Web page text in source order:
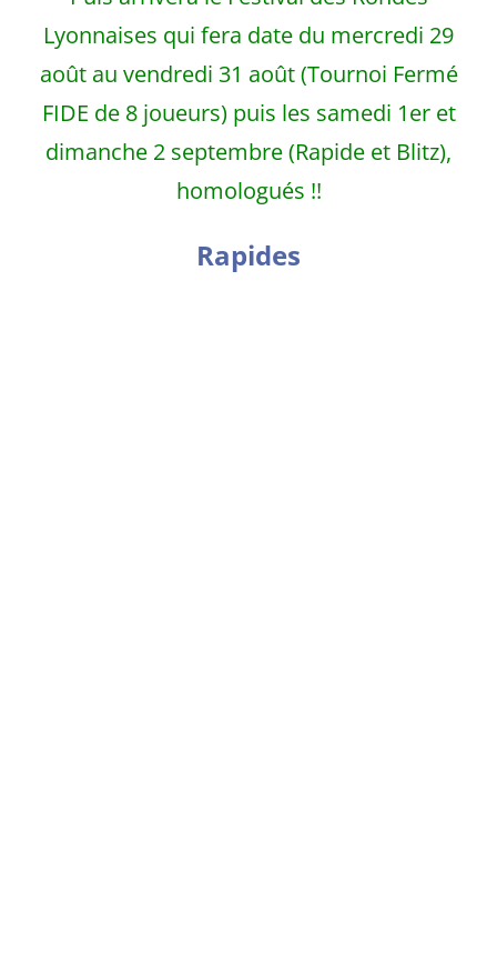
Lyonnaises qui fera date du mercredi 29
août au vendredi 31 août (Tournoi Fermé
FIDE de 8 joueurs) puis les samedi 1er et
dimanche 2 septembre (Rapide et Blitz),
homologués !!
Rapides